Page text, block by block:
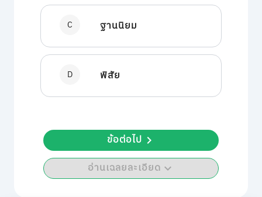
C ฐานนิยม
D พิสัย
อ่านเฉลยละเอียด
ข้อต่อไป